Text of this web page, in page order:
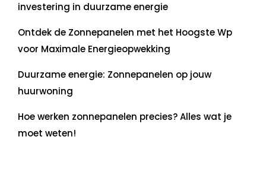
investering in duurzame energie
Ontdek de Zonnepanelen met het Hoogste Wp
voor Maximale Energieopwekking
Duurzame energie: Zonnepanelen op jouw
huurwoning
Hoe werken zonnepanelen precies? Alles wat je
moet weten!